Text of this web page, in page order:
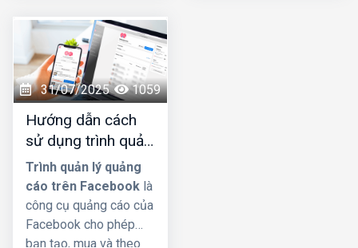
doanh thu nhanh chóng.
Tuy nhiên, với nhiều
doanh nghiệp trẻ hoặc
cá nhân mới bắt đầu
tham gia vào lĩnh vực
này, việc tự thực hiện
một chiến dịch
Facebook Ads là điều
cực kỳ thách thức.
Trong bài viết này, HIG
xin hướng dẫncách
chạy quảng cáo BĐS
31/07/2025 1059
Hướng dẫn cách
sử dụng trình quản
lý quảng cáo trên
facebook chi tiết
nhất
Trình quản lý quảng
cáo trên Facebook là
công cụ quảng cáo của
Facebook cho phép
bạn tạo, mua và theo